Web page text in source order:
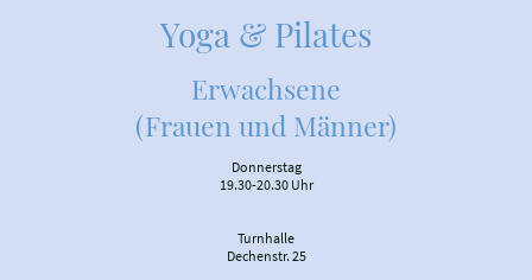
Yoga & Pilates
Erwachsene
(Frauen und Männer)
Donnerstag
19.30-20.30 Uhr
Turnhalle
Dechenstr. 25